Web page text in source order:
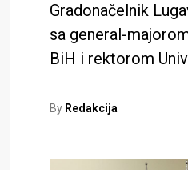
Gradonačelnik
sa general-
BiH i rektorom
By Redakcija